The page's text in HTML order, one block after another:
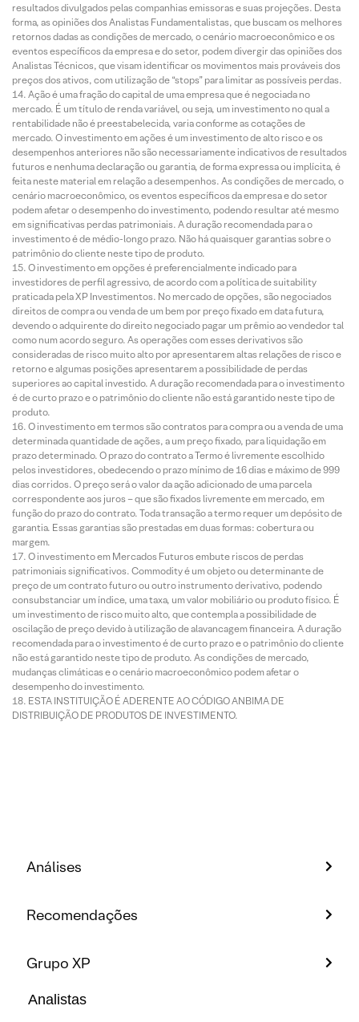
resultados divulgados pelas companhias emissoras e suas projeções. Desta
forma, as opiniões dos Analistas Fundamentalistas, que buscam os melhores
retornos dadas as condições de mercado, o cenário macroeconômico e os
eventos específicos da empresa e do setor, podem divergir das opiniões dos
Analistas Técnicos, que visam identificar os movimentos mais prováveis dos
preços dos ativos, com utilização de “stops” para limitar as possíveis perdas.
Ação é uma fração do capital de uma empresa que é negociada no
mercado. É um título de renda variável, ou seja, um investimento no qual a
rentabilidade não é preestabelecida, varia conforme as cotações de
mercado. O investimento em ações é um investimento de alto risco e os
desempenhos anteriores não são necessariamente indicativos de resultados
futuros e nenhuma declaração ou garantia, de forma expressa ou implícita, é
feita neste material em relação a desempenhos. As condições de mercado, o
cenário macroeconômico, os eventos específicos da empresa e do setor
podem afetar o desempenho do investimento, podendo resultar até mesmo
em significativas perdas patrimoniais. A duração recomendada para o
investimento é de médio-longo prazo. Não há quaisquer garantias sobre o
patrimônio do cliente neste tipo de produto.
O investimento em opções é preferencialmente indicado para
investidores de perfil agressivo, de acordo com a política de suitability
praticada pela XP Investimentos. No mercado de opções, são negociados
direitos de compra ou venda de um bem por preço fixado em data futura,
devendo o adquirente do direito negociado pagar um prêmio ao vendedor tal
como num acordo seguro. As operações com esses derivativos são
consideradas de risco muito alto por apresentarem altas relações de risco e
retorno e algumas posições apresentarem a possibilidade de perdas
superiores ao capital investido. A duração recomendada para o investimento
é de curto prazo e o patrimônio do cliente não está garantido neste tipo de
produto.
O investimento em termos são contratos para compra ou a venda de uma
determinada quantidade de ações, a um preço fixado, para liquidação em
prazo determinado. O prazo do contrato a Termo é livremente escolhido
pelos investidores, obedecendo o prazo mínimo de 16 dias e máximo de 999
dias corridos. O preço será o valor da ação adicionado de uma parcela
correspondente aos juros – que são fixados livremente em mercado, em
função do prazo do contrato. Toda transação a termo requer um depósito de
garantia. Essas garantias são prestadas em duas formas: cobertura ou
margem.
O investimento em Mercados Futuros embute riscos de perdas
patrimoniais significativos. Commodity é um objeto ou determinante de
preço de um contrato futuro ou outro instrumento derivativo, podendo
consubstanciar um índice, uma taxa, um valor mobiliário ou produto físico. É
um investimento de risco muito alto, que contempla a possibilidade de
oscilação de preço devido à utilização de alavancagem financeira. A duração
recomendada para o investimento é de curto prazo e o patrimônio do cliente
não está garantido neste tipo de produto. As condições de mercado,
mudanças climáticas e o cenário macroeconômico podem afetar o
desempenho do investimento.
ESTA INSTITUIÇÃO É ADERENTE AO CÓDIGO ANBIMA DE
DISTRIBUIÇÃO DE PRODUTOS DE INVESTIMENTO.
Análises
Recomendações
Grupo XP
Analistas